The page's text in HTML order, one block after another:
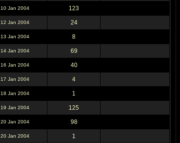
10 Jan 2004 123
12 Jan 2004 24
13 Jan 2004 8
14 Jan 2004 69
16 Jan 2004 40
17 Jan 2004 4
18 Jan 2004 1
19 Jan 2004 125
20 Jan 2004 98
20 Jan 2004 1